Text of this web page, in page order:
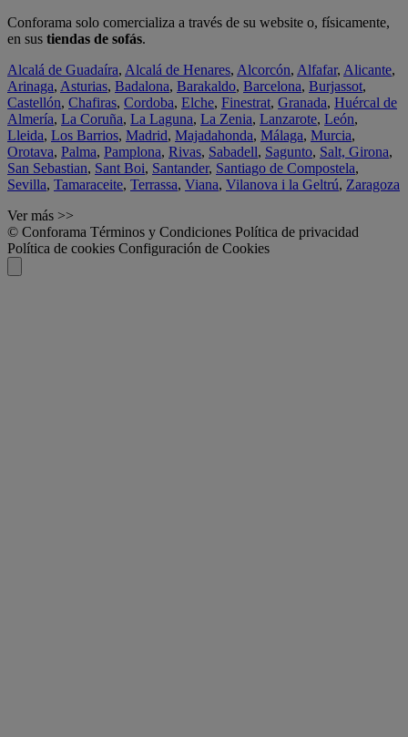
Conforama solo comercializa a través de su website o, físicamente,
en sus tiendas de sofás.
Alcalá de Guadaíra, Alcalá de Henares, Alcorcón, Alfafar, Alicante,
Arinaga, Asturias, Badalona, Barakaldo, Barcelona, Burjassot,
Castellón, Chafiras, Cordoba, Elche, Finestrat, Granada, Huércal de
Almería, La Coruña, La Laguna, La Zenia, Lanzarote, León,
Lleida, Los Barrios, Madrid, Majadahonda, Málaga, Murcia,
Orotava, Palma, Pamplona, Rivas, Sabadell, Sagunto, Salt, Girona,
San Sebastian, Sant Boi, Santander, Santiago de Compostela,
Sevilla, Tamaraceite, Terrassa, Viana, Vilanova i la Geltrú, Zaragoza
Ver más >>
© Conforama Términos y Condiciones Política de privacidad
Política de cookies Configuración de Cookies